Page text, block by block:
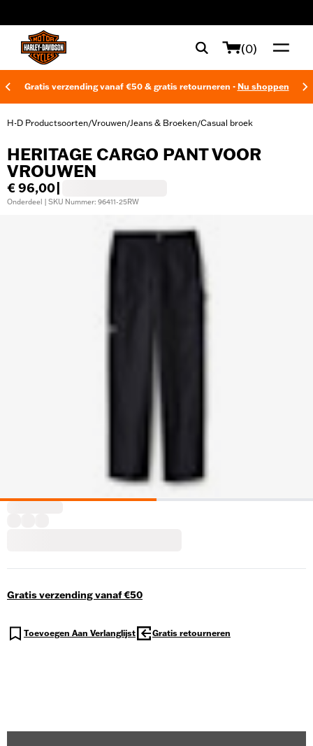
(0)
Gratis verzending vanaf €50 & gratis retourneren - Nu shoppen
H-D Productsoorten/Vrouwen/Jeans & Broeken/Casual broek
HERITAGE CARGO PANT VOOR
VROUWEN
€ 96,00
Onderdeel | SKU Nummer: 96411-25RW
Gratis verzending vanaf €50
Toevoegen Aan Verlanglijst Gratis retourneren